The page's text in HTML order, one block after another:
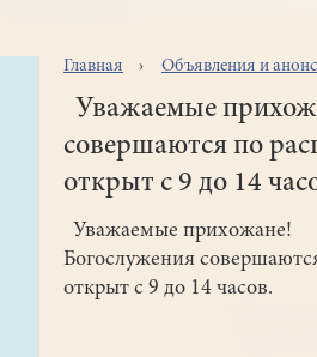
Строка
навигации
Главная Объявления и
Уважаемые
совершаются по
открыт с 9 до 14
Уважаемые прихожане!
Богослужения
открыт с 9 до 14 часов.